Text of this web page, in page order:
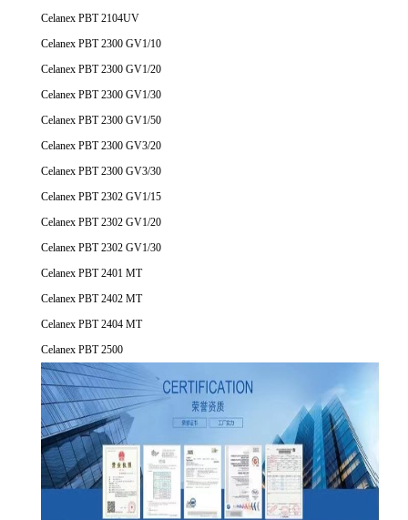
Celanex PBT 2104UV
Celanex PBT 2300 GV1/10
Celanex PBT 2300 GV1/20
Celanex PBT 2300 GV1/30
Celanex PBT 2300 GV1/50
Celanex PBT 2300 GV3/20
Celanex PBT 2300 GV3/30
Celanex PBT 2302 GV1/15
Celanex PBT 2302 GV1/20
Celanex PBT 2302 GV1/30
Celanex PBT 2401 MT
Celanex PBT 2402 MT
Celanex PBT 2404 MT
Celanex PBT 2500